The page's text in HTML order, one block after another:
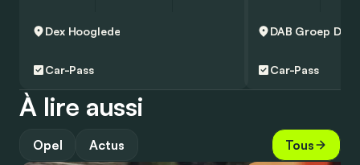
Dex Hooglede
Car-Pass
DAB Groep
Car-Pass
À lire aussi
Opel Actus Tous